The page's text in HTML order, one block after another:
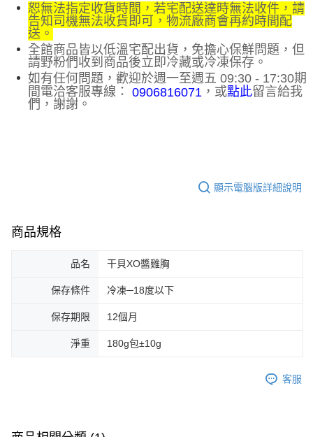
恕無法指定收貨時間，若宅配送達時無法收件，請
告知司機無法收貨即可，物流廠商會再約時間配
送。
全館商品皆以低溫宅配出貨，免擔心保鮮問題，但
請野粉們收到商品後立即冷藏或冷凍保存。
如有任何問題，歡迎於週一至週五 09:30 - 17:30期
間電洽客服專線： 0906816071 ，或點此留言給我
們，謝謝。
顯示電腦版詳細說明
商品規格
品名 干貝XO醬雞胸
保存條件 冷凍─18度以下
保存期限 12個月
淨重 180g包±10g
客服